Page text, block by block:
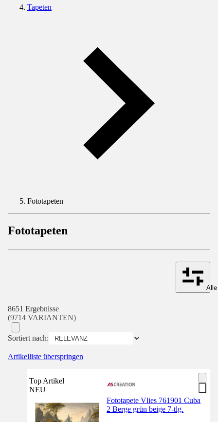
Tapeten
Fototapeten
Fototapeten
8651 Ergebnisse
(9714 VARIANTEN)
Sortiert nach:
Artikelliste überspringen
Top Artikel
NEU
Fototapete Vlies 761901 Cuba
2 Berge grün beige 7-tlg.